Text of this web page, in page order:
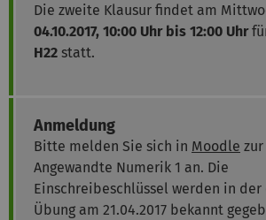
Die zweite Klausur findet am
04.10.2017, 10:00 Uhr bis 12:00 Uhr
H22 statt.
Anmeldung
Bitte melden Sie sich in Moodle
Angewandte Numerik 1 an. Die
Einschreibeschlüssel werden in der
Übung am 21.04.2017 bekannt